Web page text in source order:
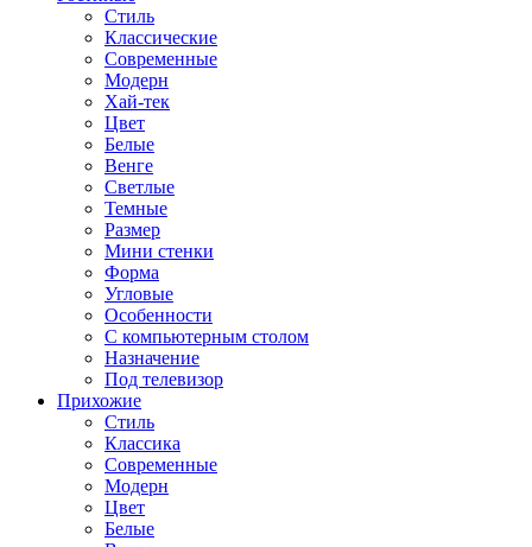
Стиль
Классические
Современные
Модерн
Хай-тек
Цвет
Белые
Венге
Светлые
Темные
Размер
Мини стенки
Форма
Угловые
Особенности
С компьютерным столом
Назначение
Под телевизор
Прихожие
Стиль
Классика
Современные
Модерн
Цвет
Белые